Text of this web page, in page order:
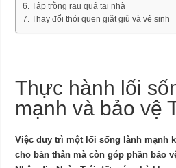
Tập trồng rau quả tại nhà
Thay đổi thói quen giặt giũ và vệ sinh
Thực hành lối
mạnh và bảo vệ
Việc duy trì một lối sống lành mạnh
cho bản thân mà còn góp phần bảo